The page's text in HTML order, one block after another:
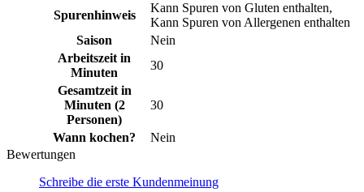
Spurenhinweis
Kann Spuren von Gluten enthalten,
Kann Spuren von Allergenen enthalten
Saison
Nein
Arbeitszeit in
Minuten
30
Gesamtzeit in
Minuten (2
Personen)
30
Wann kochen?
Nein
Bewertungen
Schreibe die erste Kundenmeinung